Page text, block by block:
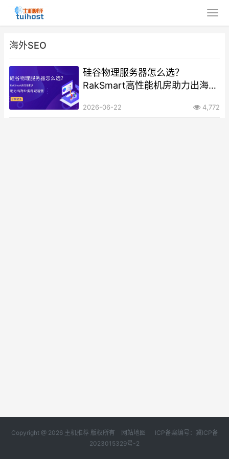
海外SEO
硅谷物理服务器怎么选？
RakSmart高性能机房助力出海业
2026-06-22 4,772
Copyright @ 2026 主机推荐 版权所有 网站地图
ICP备案编号：冀ICP备
2023015329号-2